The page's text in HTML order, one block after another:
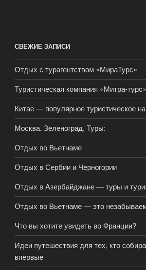
СВЕЖИЕ ЗАПИСИ
Отдых с турагентством «МираТурс»
Туристическая компания «Митра-турc»
Китае — популярное туристическое
Москва. Зеленоград. Туры:
Отдых во Вьетнаме
Отдых в Сербии и Черногории
Отдых в Азербайджане — туры и
Отдых во Вьетнаме — это
Что вы хотите увидеть во Франции?
Идеи путешествия для тех, кто
впервые